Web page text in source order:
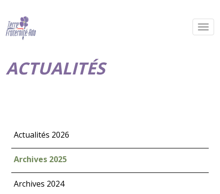
ACTUALITÉS
Actualités 2026
Archives 2025
Archives 2024